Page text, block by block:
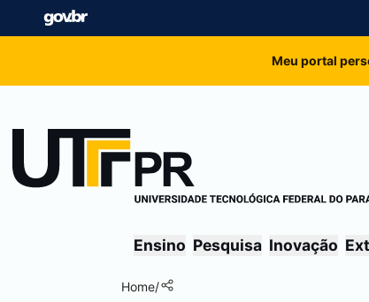
Meu portal
Ensino Pesquisa Inovação
Home/